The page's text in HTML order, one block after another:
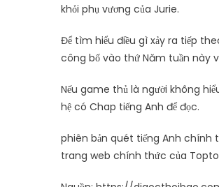
khỏi phụ vương của Jurie.
Để tìm hiểu điều gì xảy ra tiếp
công bố vào thứ Năm tuần này
Nếu game thủ là người không
hệ có Chap tiếng Anh để đọc.
phiên bản quét tiếng Anh chính
trang web chính thức của